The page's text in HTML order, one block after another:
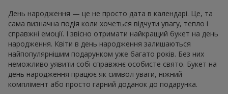
День народження — це не просто дата в календарі. Це, та
сама визначна подія коли хочеться відчути увагу, тепло і
справжні емоції. І звісно отримати найкращий букет на день
народження. Квіти в день народження залишаються
найпопулярнішим подарунком уже багато років. Без них
неможливо уявити собі справжнє особисте свято. Букет на
день народження працює як символ уваги, ніжний
комплімент або просто гарний доданок до подарунка.